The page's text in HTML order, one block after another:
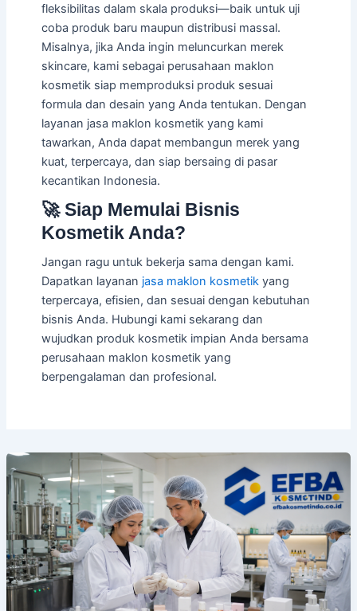
fleksibilitas dalam skala produksi—baik untuk uji
coba produk baru maupun distribusi massal.
Misalnya, jika Anda ingin meluncurkan merek
skincare, kami sebagai perusahaan maklon
kosmetik siap memproduksi produk sesuai
formula dan desain yang Anda tentukan. Dengan
layanan jasa maklon kosmetik yang kami
tawarkan, Anda dapat membangun merek yang
kuat, terpercaya, dan siap bersaing di pasar
kecantikan Indonesia.
🚀 Siap Memulai Bisnis
Kosmetik Anda?
Jangan ragu untuk bekerja sama dengan kami.
Dapatkan layanan jasa maklon kosmetikyang
terpercaya, efisien, dan sesuai dengan kebutuhan
bisnis Anda. Hubungi kami sekarang dan
wujudkan produk kosmetik impian Anda bersama
perusahaan maklon kosmetik yang
berpengalaman dan profesional.